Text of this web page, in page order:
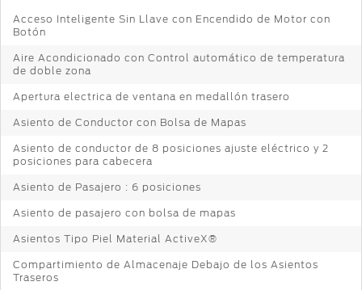
Acceso Inteligente Sin Llave con Encendido de Motor con
Botón
Aire Acondicionado con Control automático de temperatura
de doble zona
Apertura electrica de ventana en medallón trasero
Asiento de Conductor con Bolsa de Mapas
Asiento de conductor de 8 posiciones ajuste eléctrico y 2
posiciones para cabecera
Asiento de Pasajero : 6 posiciones
Asiento de pasajero con bolsa de mapas
Asientos Tipo Piel Material ActiveX®
Compartimiento de Almacenaje Debajo de los Asientos
Traseros